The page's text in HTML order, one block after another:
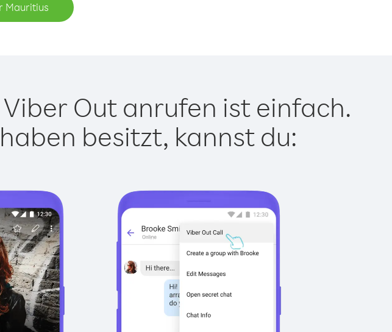
Mauritius
Out anrufen ist einfach.
besitzt, kannst du: